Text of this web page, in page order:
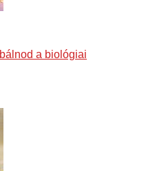
a biológiai